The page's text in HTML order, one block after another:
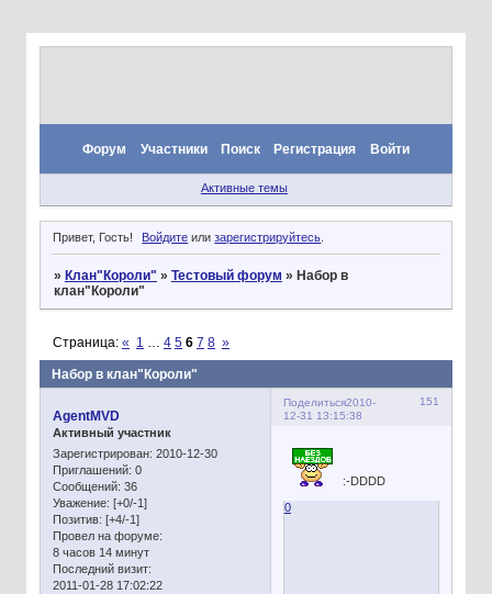
Форум Участники Поиск Регистрация Войти
Активные темы
Привет, Гость! Войдите илизарегистрируйтесь.
» Клан"Короли" » Тестовый форум » Набор в
клан"Короли"
Набор в клан"Короли"
Страница: « 1 … 4 5 6 7 8 »
Поделиться 151
2010-
12-31 13:15:38
AgentMVD
Активный участник
Зарегистрирован: 2010-12-30
Приглашений: 0
Сообщений: 36
Уважение: [+0/-1]
Позитив: [+4/-1]
Провел на форуме:
8 часов 14 минут
Последний визит:
2011-01-28 17:02:22
:-DDDD
0